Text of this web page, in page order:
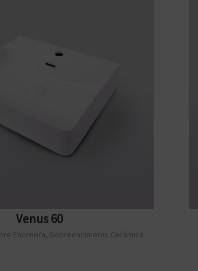
Venus 60
Encimera, Sobreencimeras Cerámica